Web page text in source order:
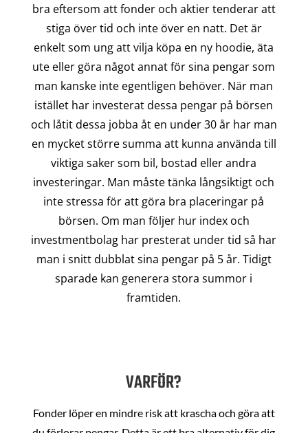
bra eftersom att fonder och aktier tenderar att
stiga över tid och inte över en natt. Det är
enkelt som ung att vilja köpa en ny hoodie, äta
ute eller göra något annat för sina pengar som
man kanske inte egentligen behöver. När man
istället har investerat dessa pengar på börsen
och låtit dessa jobba åt en under 30 år har man
en mycket större summa att kunna använda till
viktiga saker som bil, bostad eller andra
investeringar. Man måste tänka långsiktigt och
inte stressa för att göra bra placeringar på
börsen. Om man följer hur index och
investmentbolag har presterat under tid så har
man i snitt dubblat sina pengar på 5 år. Tidigt
sparade kan generera stora summor i
framtiden.
VARFÖR?
Fonder löper en mindre risk att krascha och göra att